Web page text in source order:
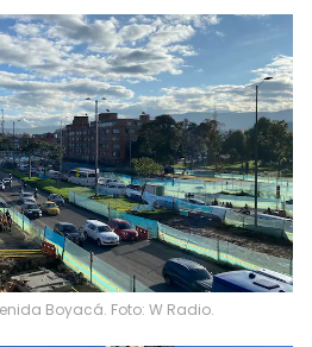
Boyacá. Foto: W Radio.